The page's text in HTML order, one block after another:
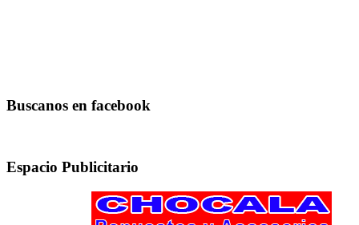
Buscanos en facebook
Espacio Publicitario